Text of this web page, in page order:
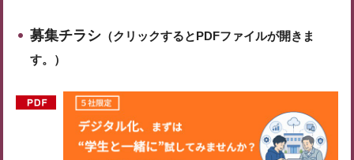
募集チラシ （クリックするとPDFファイルが開きま
す。）